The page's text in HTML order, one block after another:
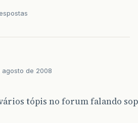
agosto de 2008
tópis no forum falando